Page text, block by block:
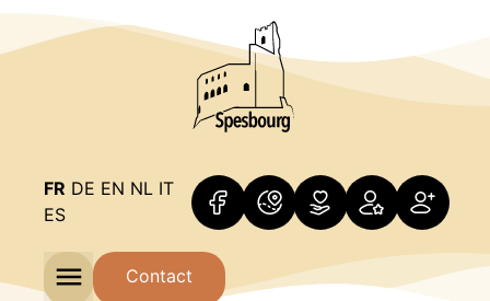
FR DE EN NL IT
ES
Contact